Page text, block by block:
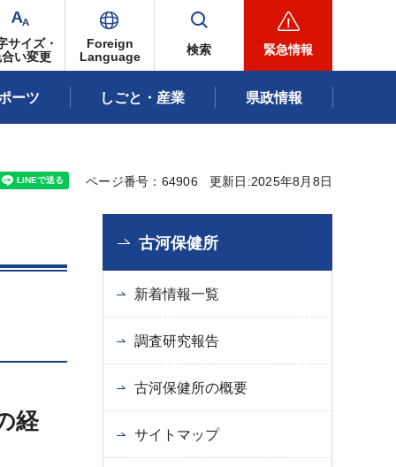
サイズ・
い変更
Foreign
Language
検索 緊急情報
ーツ しごと・産業 県政情報
ページ番号：64906 更新日:2025年8月8日
経
古河保健所
新着情報一覧
調査研究報告
古河保健所の概要
サイトマップ